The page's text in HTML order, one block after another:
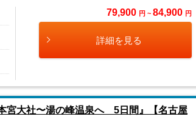
79,900 円 ~ 84,900 円
詳細を見る
宮大社〜湯の峰温泉へ 5日間』【名古屋